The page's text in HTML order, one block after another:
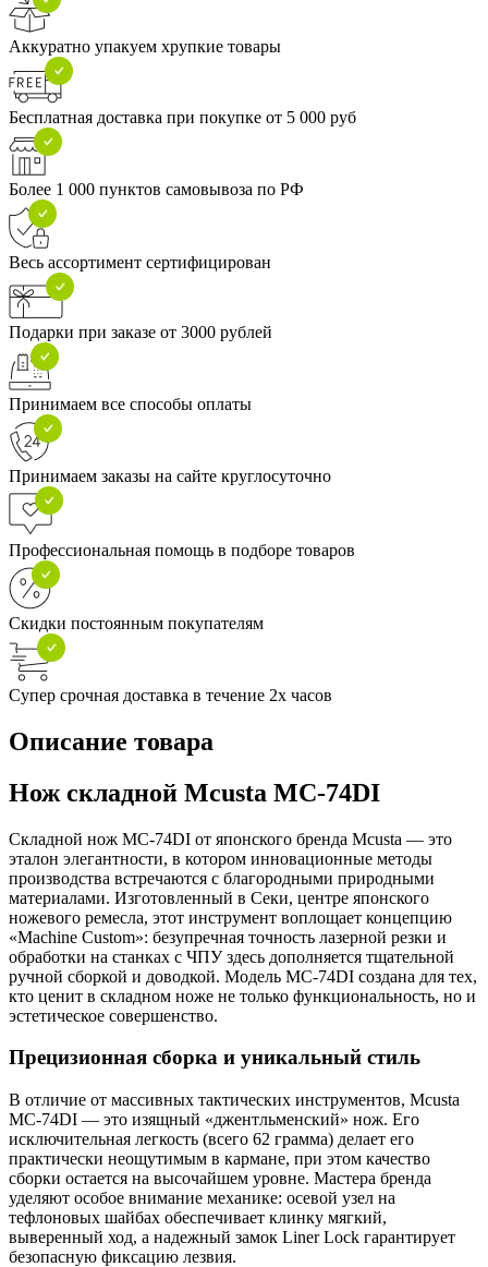
Аккуратно упакуем хрупкие товары
Бесплатная доставка при покупке от 5 000 руб
Более 1 000 пунктов самовывоза по РФ
Весь ассортимент сертифицирован
Подарки при заказе от 3000 рублей
Принимаем все способы оплаты
Принимаем заказы на сайте круглосуточно
Профессиональная помощь в подборе товаров
Скидки постоянным покупателям
Супер срочная доставка в течение 2х часов
Описание товара
Нож складной Mcusta MC-74DI
Складной нож MC-74DI от японского бренда Mcusta — это
эталон элегантности, в котором инновационные методы
производства встречаются с благородными природными
материалами. Изготовленный в Секи, центре японского
ножевого ремесла, этот инструмент воплощает концепцию
«Machine Custom»: безупречная точность лазерной резки и
обработки на станках с ЧПУ здесь дополняется тщательной
ручной сборкой и доводкой. Модель MC-74DI создана для тех,
кто ценит в складном ноже не только функциональность, но и
эстетическое совершенство.
Прецизионная сборка и уникальный стиль
В отличие от массивных тактических инструментов, Mcusta
MC-74DI — это изящный «джентльменский» нож. Его
исключительная легкость (всего 62 грамма) делает его
практически неощутимым в кармане, при этом качество
сборки остается на высочайшем уровне. Мастера бренда
уделяют особое внимание механике: осевой узел на
тефлоновых шайбах обеспечивает клинку мягкий,
выверенный ход, а надежный замок Liner Lock гарантирует
безопасную фиксацию лезвия.